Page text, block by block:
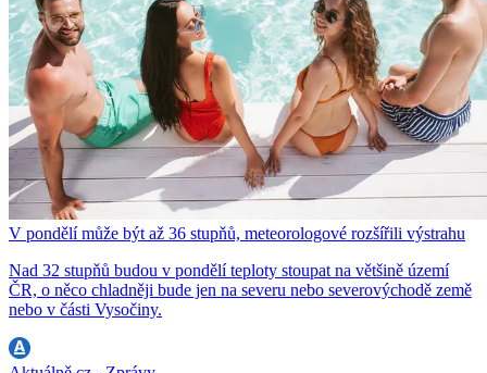
V pondělí může být až 36 stupňů, meteorologové rozšířili výstrahu
Nad 32 stupňů budou v pondělí teploty stoupat na většině území
ČR, o něco chladněji bude jen na severu nebo severovýchodě země
nebo v části Vysočiny.